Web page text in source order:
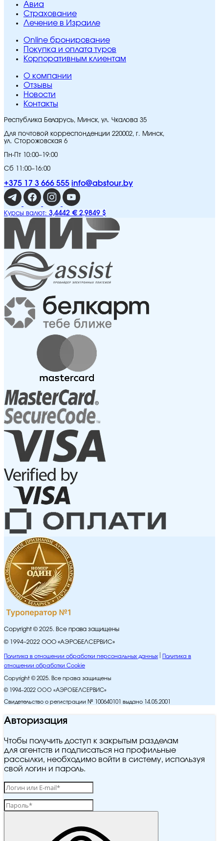
Авиа
Страхование
Лечение в Израиле
Online бронирование
Покупка и оплата туров
Корпоративным клиентам
O компании
Отзывы
Новости
Контакты
Республика Беларусь, Минск, ул. Чкалова 35
Для почтовой корреспонденции 220002, г. Минск,
ул. Сторожовская 6
Пн-Пт 10:00–19:00
Сб 11:00–16:00
+375 17 3 666 555 info@abstour.by
Курсы валют: 3,4442 € 2,9849 $
Copyright © 2025. Все права защищены
© 1994–2022 ООО «АЭРОБЕЛСЕРВИС»
Политика в отношении обработки персональных данных
Политика в
отношении обработки Cookie
Copyright © 2025. Все права защищены
© 1994–2022 ООО «АЭРОБЕЛСЕРВИС»
Свидетельство о регистрации № 100640101 выдано 14.05.2001
Авторизация
Чтобы получить доступ к закрытым разделам
для агентств и подписаться на профильные
рассылки, необходимо войти в систему, используя
свой логин и пароль.